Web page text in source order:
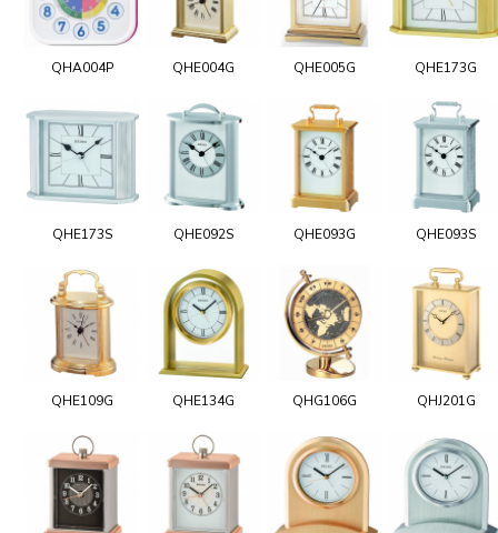
QHA004P QHE004G QHE005G QHE173G
QHE173S QHE092S QHE093G QHE093S
QHE109G QHE134G QHG106G QHJ201G